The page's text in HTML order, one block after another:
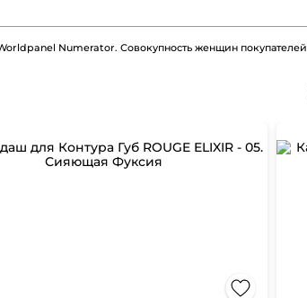
Numerator. Совокупность женщин